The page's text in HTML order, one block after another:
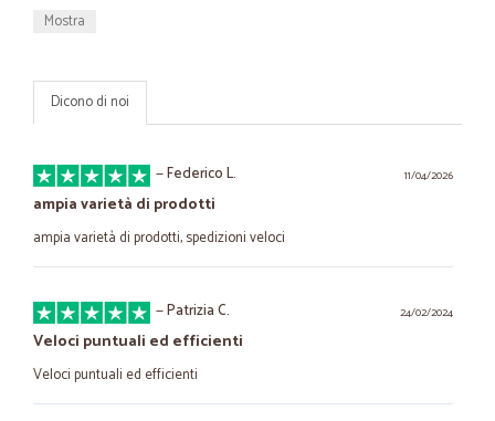
Mostra
Dicono di noi
11/04/2026
—Federico L.
ampia varietà di prodotti
ampia varietà di prodotti, spedizioni veloci
24/02/2024
—Patrizia C.
Veloci puntuali ed efficienti
Veloci puntuali ed efficienti